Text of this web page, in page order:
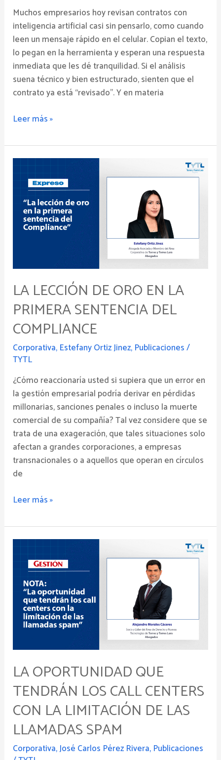
Muchos empresarios hoy revisan contratos con
inteligencia artificial casi sin pensarlo, como cuando
leen un mensaje rápido en el celular. Copian el texto,
lo pegan en la herramienta y esperan una respuesta
inmediata que les dé tranquilidad. Si el análisis
suena técnico y bien estructurado, sienten que el
contrato ya está “revisado”. Y en materia
Leer más »
LA LECCIÓN DE ORO EN LA
PRIMERA SENTENCIA DEL
COMPLIANCE
Corporativa, Estefany Ortiz Jinez, Publicaciones/
TYTL
¿Cómo reaccionaría usted si supiera que un error en
la gestión empresarial podría derivar en pérdidas
millonarias, sanciones penales o incluso la muerte
comercial de su compañía? Tal vez considere que se
trata de una exageración, que tales situaciones solo
afectan a grandes corporaciones, a empresas
transnacionales o a aquellos que operan en círculos
de
lección
oro
del
Compliance
Leer más »
LA OPORTUNIDAD QUE
TENDRÁN LOS CALL CENTERS
CON LA LIMITACIÓN DE LAS
LLAMADAS SPAM
Corporativa,José Carlos Pérez Rivera, Publicaciones
oportunidad
tendrán
los
call
centers
la
limitación
de
llamadas
spam